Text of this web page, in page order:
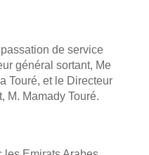
de service
général sortant, Me
Touré, et le Directeur
M. Mamady Touré.